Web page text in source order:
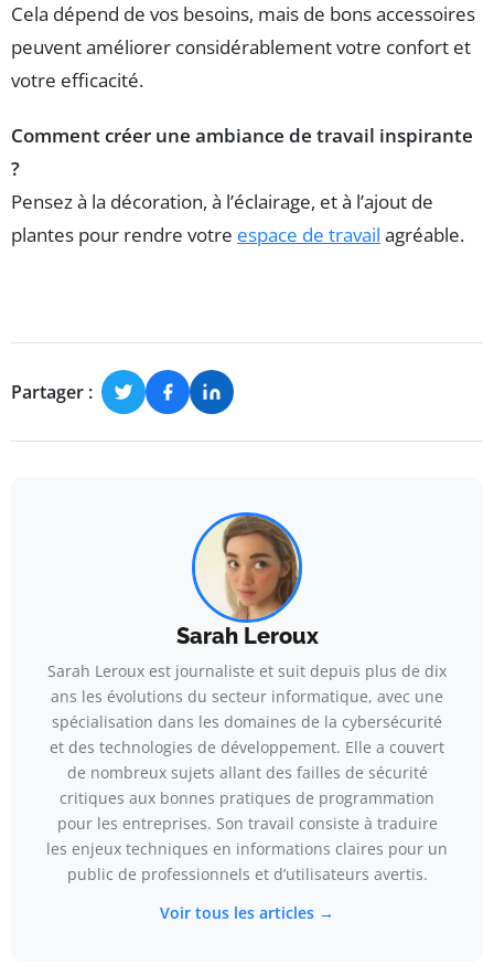
Cela dépend de vos besoins, mais de bons accessoires
peuvent améliorer considérablement votre confort et
votre efficacité.
Comment créer une ambiance de travail inspirante
?
Pensez à la décoration, à l’éclairage, et à l’ajout de
plantes pour rendre votre espace de travail agréable.
Partager :
Sarah Leroux
Sarah Leroux est journaliste et suit depuis plus de dix
ans les évolutions du secteur informatique, avec une
spécialisation dans les domaines de la cybersécurité
et des technologies de développement. Elle a couvert
de nombreux sujets allant des failles de sécurité
critiques aux bonnes pratiques de programmation
pour les entreprises. Son travail consiste à traduire
les enjeux techniques en informations claires pour un
public de professionnels et d’utilisateurs avertis.
Voir tous les articles →